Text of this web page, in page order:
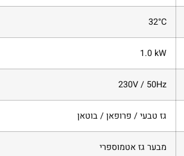
‎32°C
‎1.0 kW
‎230V / 50Hz
גז טבעי / פרופאן / בוטאן
מבער גז אטמוספרי